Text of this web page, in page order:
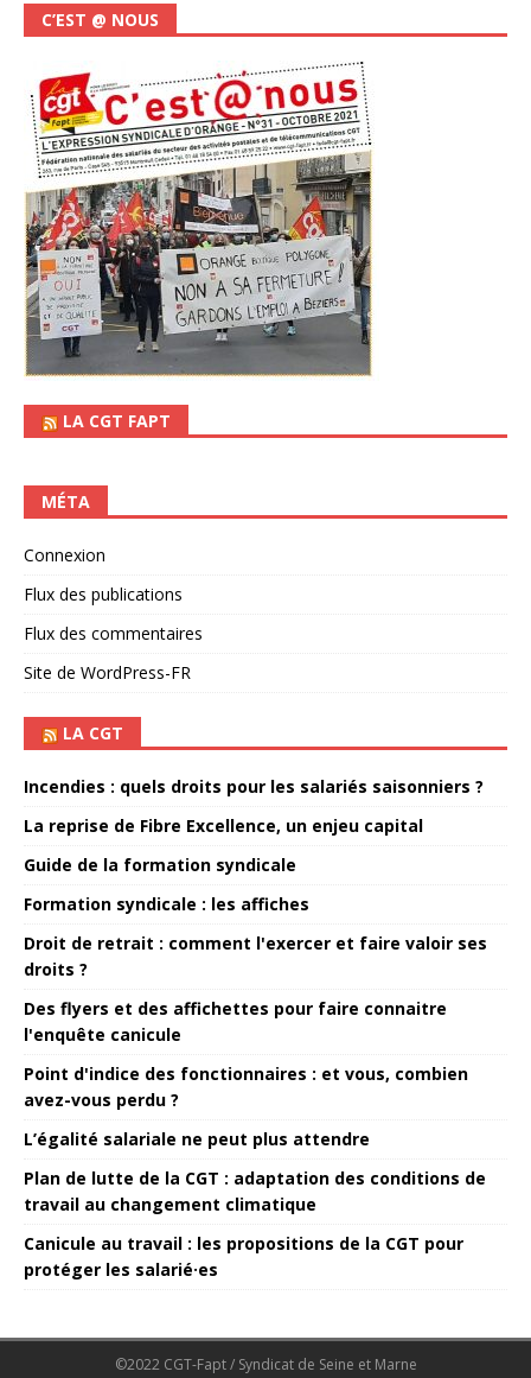
C’EST @ NOUS
LA CGT FAPT
MÉTA
Connexion
Flux des publications
Flux des commentaires
Site de WordPress-FR
LA CGT
Incendies : quels droits pour les salariés saisonniers ?
La reprise de Fibre Excellence, un enjeu capital
Guide de la formation syndicale
Formation syndicale : les affiches
Droit de retrait : comment l'exercer et faire valoir ses
droits ?
Des flyers et des affichettes pour faire connaitre
l'enquête canicule
Point d'indice des fonctionnaires : et vous, combien
avez-vous perdu ?
L’égalité salariale ne peut plus attendre
Plan de lutte de la CGT : adaptation des conditions de
travail au changement climatique
Canicule au travail : les propositions de la CGT pour
protéger les salarié·es
©2022 CGT-Fapt / Syndicat de Seine et Marne